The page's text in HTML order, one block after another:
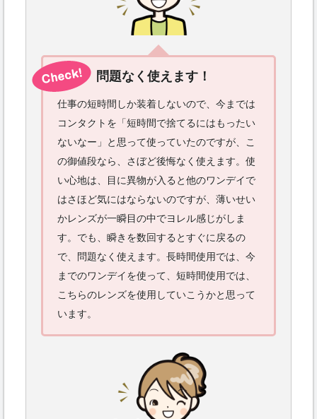
問題なく使えます！
仕事の短時間しか装着しないので、今までは
コンタクトを「短時間で捨てるにはもったい
ないなー」と思って使っていたのですが、こ
の御値段なら、さぼど後悔なく使えます。使
い心地は、目に異物が入ると他のワンデイで
はさほど気にはならないのですが、薄いせい
かレンズが一瞬目の中でヨレル感じがしま
す。でも、瞬きを数回するとすぐに戻るの
で、問題なく使えます。長時間使用では、今
までのワンデイを使って、短時間使用では、
こちらのレンズを使用していこうかと思って
います。